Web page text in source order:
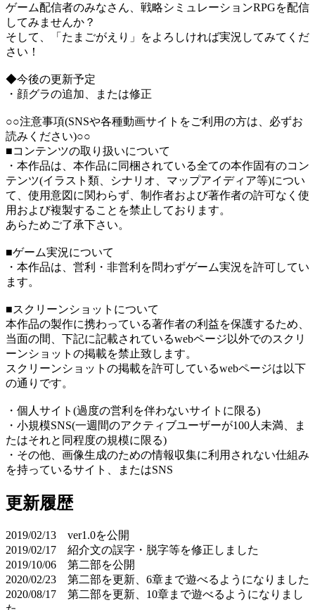
ゲーム配信者のみなさん、戦略シミュレーションRPGを配信
してみませんか？
そして、「たまごがえり」をよろしければ実況してみてくだ
さい！
◆今後の更新予定
・顔グラの追加、または修正
○○注意事項(SNSや各種動画サイトをご利用の方は、必ずお
読みください)○○
■コンテンツの取り扱いについて
・本作品は、本作品に同梱されている全ての本作固有のコン
テンツ(イラスト類、シナリオ、マップアイディア等)につい
て、使用意図に関わらず、制作者および著作者の許可なく使
用および複製することを禁止しております。
あらためご了承下さい。
■ゲーム実況について
・本作品は、営利・非営利を問わずゲーム実況を許可してい
ます。
■スクリーンショットについて
本作品の製作に携わっている著作者の利益を保護するため、
当面の間、下記に記載されているwebページ以外でのスクリ
ーンショットの掲載を禁止致します。
スクリーンショットの掲載を許可しているwebページは以下
の通りです。
・個人サイト(過度の営利を伴わないサイトに限る)
・小規模SNS(一週間のアクティブユーザーが100人未満、ま
たはそれと同程度の規模に限る)
・その他、画像生成のための情報収集に利用されない仕組み
を持っているサイト、またはSNS
更新履歴
2019/02/13 ver1.0を公開
2019/02/17 紹介文の誤字・脱字等を修正しました
2019/10/06 第二部を公開
2020/02/23 第二部を更新、6章まで遊べるようになりました
2020/08/17 第二部を更新、10章まで遊べるようになりまし